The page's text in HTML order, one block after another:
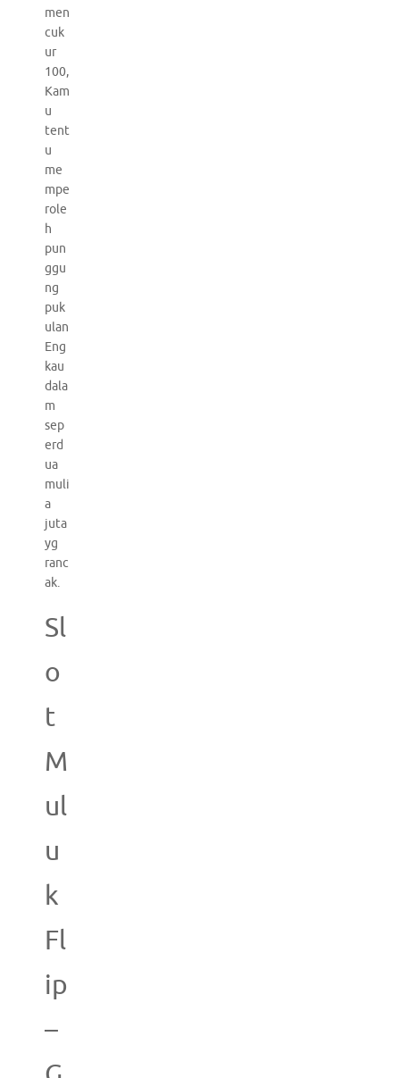
men
cuk
ur
100,
Kam
u
tent
u
me
mpe
role
h
pun
ggu
ng
puk
ulan
Eng
kau
dala
m
sep
erd
ua
muli
a
juta
yg
ranc
ak.
Sl
o
t
M
ul
u
k
Fl
ip
–